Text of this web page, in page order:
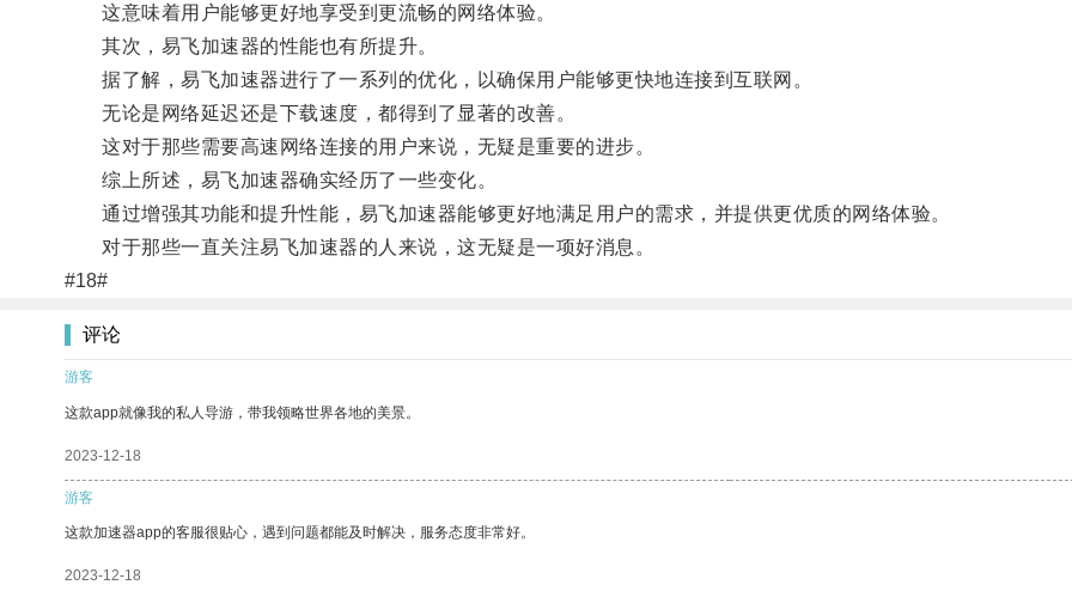
这意味着用户能够更好地享受到更流畅的网络体验。
其次，易飞加速器的性能也有所提升。
据了解，易飞加速器进行了一系列的优化，以确保用户能够更快地连接到互联网。
无论是网络延迟还是下载速度，都得到了显著的改善。
这对于那些需要高速网络连接的用户来说，无疑是重要的进步。
综上所述，易飞加速器确实经历了一些变化。
通过增强其功能和提升性能，易飞加速器能够更好地满足用户的需求，并提供更优质的网络体验。
对于那些一直关注易飞加速器的人来说，这无疑是一项好消息。
#18#
评论
游客
这款app就像我的私人导游，带我领略世界各地的美景。
2023-12-18
游客
这款加速器app的客服很贴心，遇到问题都能及时解决，服务态度非常好。
2023-12-18